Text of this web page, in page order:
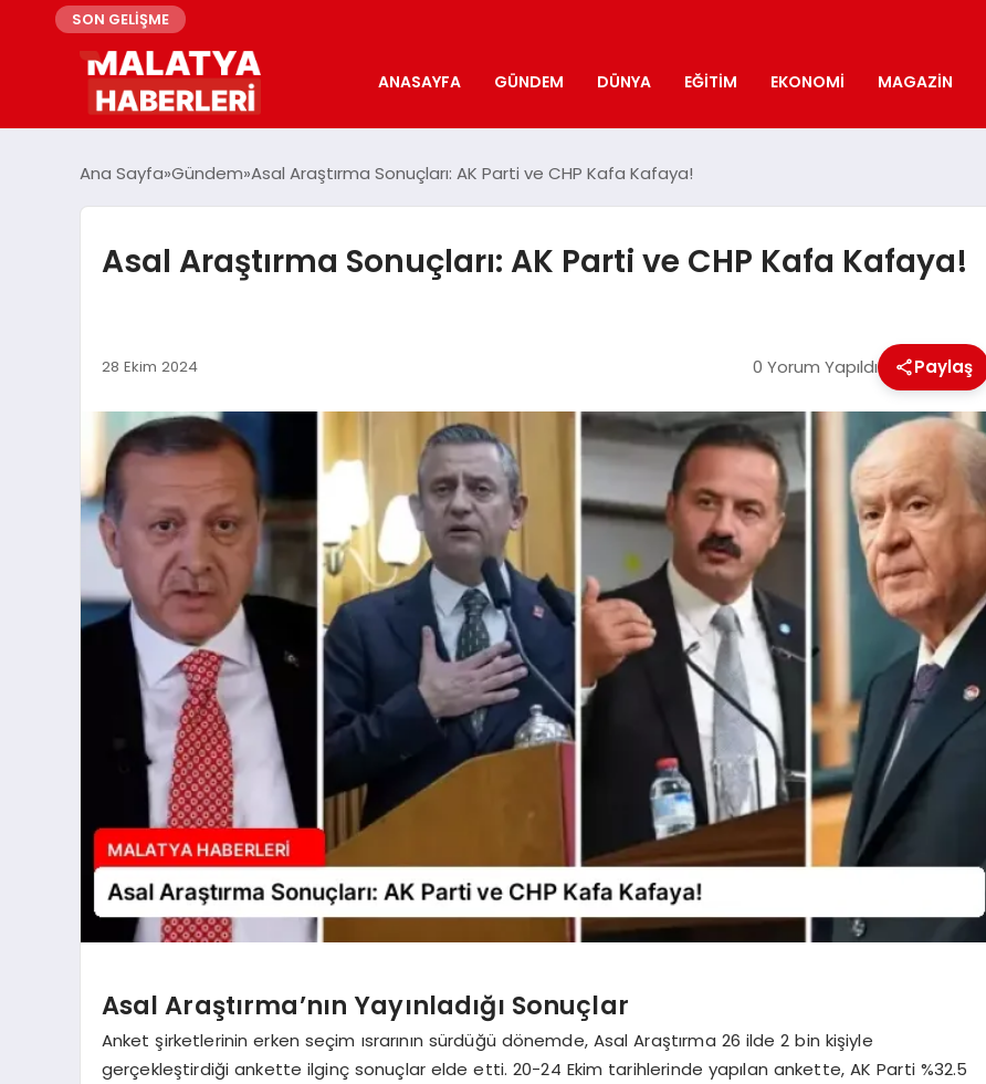
SON GELİŞME
ANASAYFA GÜNDEM DÜNYA EĞITIM EKONOMI MAGAZIN
Ana Sayfa Gündem Asal Araştırma Sonuçları: AK Parti ve CHP Kafa Kafaya!
Asal Araştırma Sonuçları: AK Parti ve CHP Kafa Kafaya!
28 Ekim 2024 0 Yorum Yapıldı Paylaş
Asal Araştırma’nın Yayınladığı Sonuçlar
Anket şirketlerinin erken seçim ısrarının sürdüğü dönemde, Asal Araştırma 26 ilde 2 bin kişiyle
gerçekleştirdiği ankette ilginç sonuçlar elde etti. 20-24 Ekim tarihlerinde yapılan ankette, AK Parti %32.5